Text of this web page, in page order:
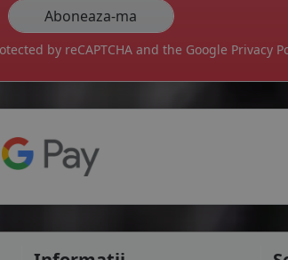
by reCAPTCHA and the Google Privacy